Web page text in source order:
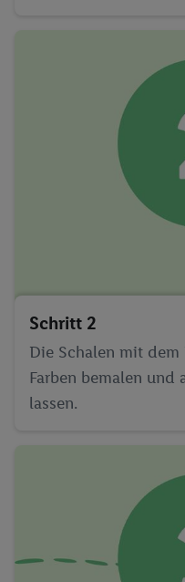
Schritt 2
Die Schalen mit
Farben bemalen und
lassen.